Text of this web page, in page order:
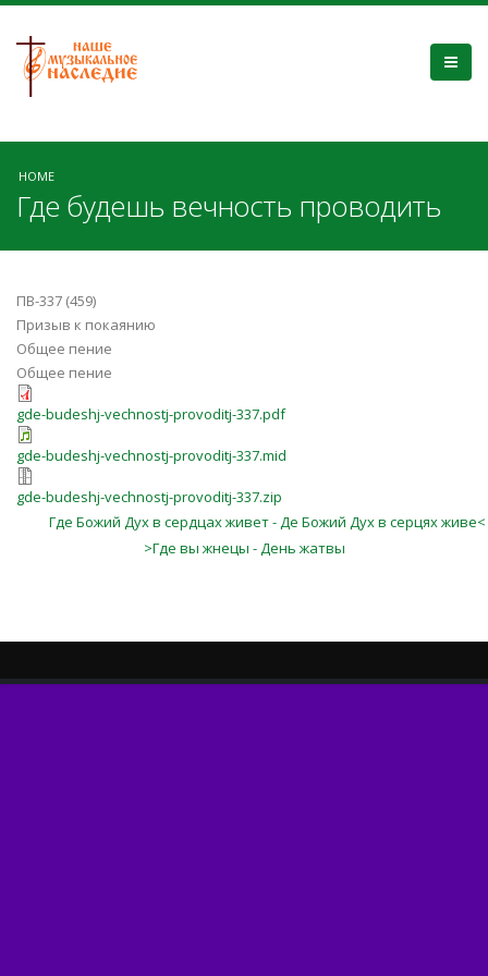
HOME
Где будешь вечность проводить
ПВ-337 (459)
Призыв к покаянию
Общее пение
Общее пение
gde-budeshj-vechnostj-provoditj-337.pdf
gde-budeshj-vechnostj-provoditj-337.mid
gde-budeshj-vechnostj-provoditj-337.zip
Где Божий Дух в сердцах живет - Де Божий Дух в серцях живе<
>Где вы жнецы - День жатвы